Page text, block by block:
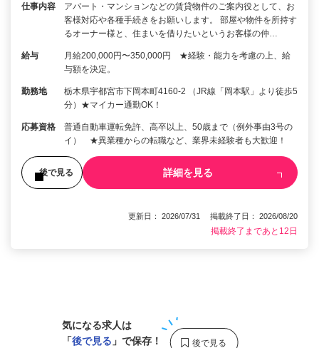
仕事内容
アパート・マンションなどの賃貸物件のご案内役として、お
客様対応や各種手続きをお願いします。 部屋や物件を所持す
るオーナー様と、住まいを借りたいというお客様の仲…
給与
月給200,000円〜350,000円 ★経験・能力を考慮の上、給
与額を決定。
勤務地
栃木県宇都宮市下岡本町4160-2 （JR線「岡本駅」より徒歩5
分）★マイカー通勤OK！
応募資格
普通自動車運転免許、高卒以上、50歳まで（例外事由3号の
イ） ★異業種からの転職など、業界未経験者も大歓迎！
後で見る 詳細を見る
更新日： 2026/07/31 掲載終了日： 2026/08/20
掲載終了まであと12日
気になる求人は
「後で見る 」で保存！